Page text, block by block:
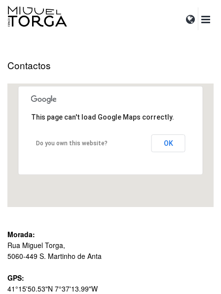
Contactos
This page can't load Google Maps correctly.
Do you own this website? OK
Morada:
Rua Miguel Torga,
5060-449 S. Martinho de Anta
GPS:
41°15'50.53"N 7°37'13.99"W